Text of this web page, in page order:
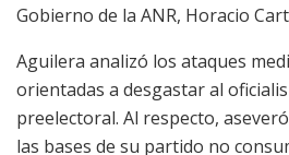
Gobierno de la ANR, Horacio
Aguilera analizó los ataques
orientadas a desgastar al
preelectoral. Al respecto,
las bases de su partido no